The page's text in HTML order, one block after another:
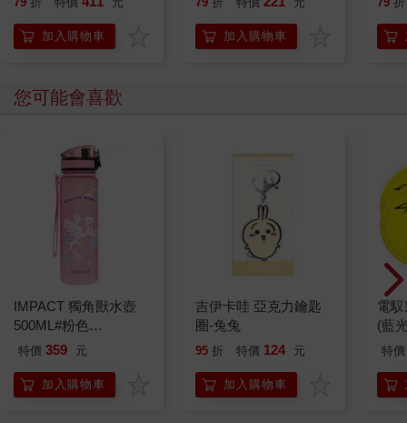
加入購物車 加入購物車
您可能會喜歡
IMPACT 獨角獸水壺
500ML#粉色
IM00B11PK
特價 359 元
加入購物車
吉伊卡哇 亞克力鑰匙
圈-兔兔
95 折 特價 124 元
加入購物車
電
(藍
特價